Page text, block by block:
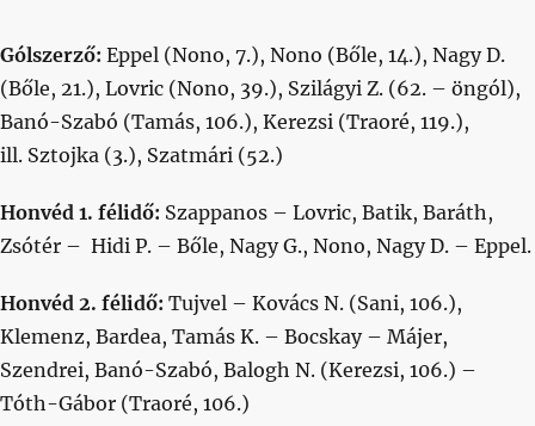
Gólszerző: Eppel (Nono, 7.), Nono (Bőle, 14.), Nagy D.
(Bőle, 21.), Lovric (Nono, 39.), Szilágyi Z. (62. – öngól),
Banó-Szabó (Tamás, 106.), Kerezsi (Traoré, 119.),
ill. Sztojka (3.), Szatmári (52.)
Honvéd 1. félidő: Szappanos – Lovric, Batik, Baráth,
Zsótér – Hidi P. – Bőle, Nagy G., Nono, Nagy D. – Eppel.
Honvéd 2. félidő: Tujvel – Kovács N. (Sani, 106.),
Klemenz, Bardea, Tamás K. – Bocskay – Májer,
Szendrei, Banó-Szabó, Balogh N. (Kerezsi, 106.) –
Tóth-Gábor (Traoré, 106.)